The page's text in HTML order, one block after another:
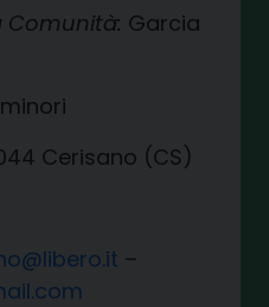
Comunità: Garcia
Cerisano (CS)
–